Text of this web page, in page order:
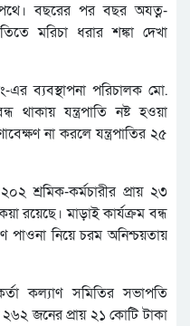
পথে। বছরের পর বছর অযত্ন-
মরিচা ধরার শঙ্কা দেখা
এর ব্যবস্থাপনা পরিচালক মো.
থাকায় যন্ত্রপাতি নষ্ট হওয়া
না করলে যন্ত্রপাতির ২৫
শ্রমিক-কর্মচারীর প্রায় ২৩
রয়েছে। মাড়াই কার্যক্রম বন্ধ
নিয়ে চরম অনিশ্চয়তায়
কল্যাণ সমিতির সভাপতি
জনের প্রায় ২১ কোটি টাকা